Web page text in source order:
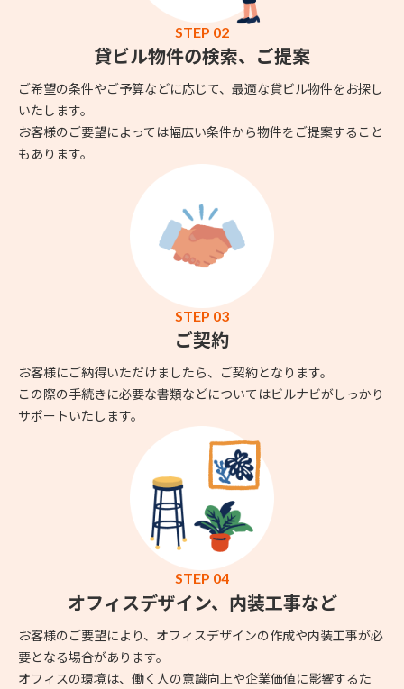
STEP 02
貸ビル物件の検索、ご提案
ご希望の条件やご予算などに応じて、最適な貸ビル物件をお探し
いたします。
お客様のご要望によっては幅広い条件から物件をご提案すること
もあります。
STEP 03
ご契約
お客様にご納得いただけましたら、ご契約となります。
この際の手続きに必要な書類などについてはビルナビがしっかり
サポートいたします。
STEP 04
オフィスデザイン、内装工事など
お客様のご要望により、オフィスデザインの作成や内装工事が必
要となる場合があります。
オフィスの環境は、働く人の意識向上や企業価値に影響するた